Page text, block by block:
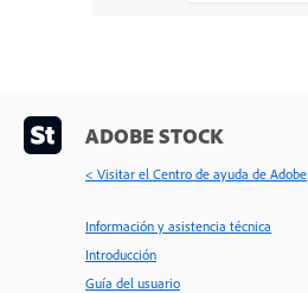
ADOBE STOCK
< Visitar el Centro de ayuda de Adobe
Información y asistencia técnica
Introducción
Guía del usuario